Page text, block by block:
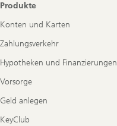
Produkte
Konten und Karten
Zahlungsverkehr
Hypotheken und Finanzierungen
Vorsorge
Geld anlegen
KeyClub